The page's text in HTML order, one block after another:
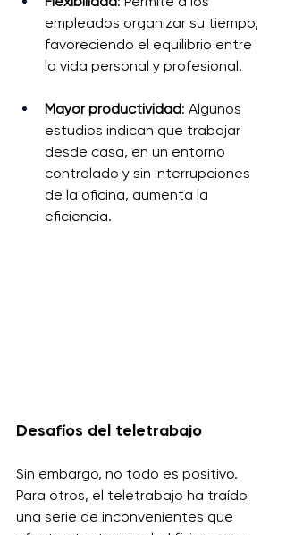
empleados organizar su tiempo,
favoreciendo el equilibrio entre
la vida personal y profesional.
Mayor productividad: Algunos
estudios indican que trabajar
desde casa, en un entorno
controlado y sin interrupciones
de la oficina, aumenta la
eficiencia.
Desafíos del teletrabajo
Sin embargo, no todo es positivo.
Para otros, el teletrabajo ha traído
una serie de inconvenientes que